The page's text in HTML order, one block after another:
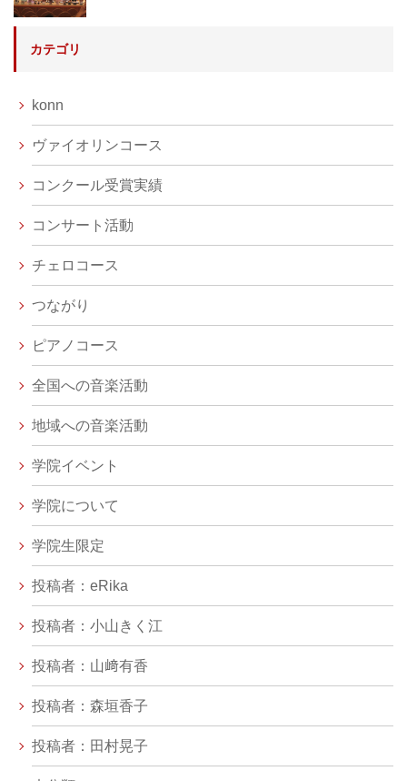
カテゴリ
konn
ヴァイオリンコース
コンクール受賞実績
コンサート活動
チェロコース
つながり
ピアノコース
全国への音楽活動
地域への音楽活動
学院イベント
学院について
学院生限定
投稿者：eRika
投稿者：小山きく江
投稿者：山﨑有香
投稿者：森垣香子
投稿者：田村晃子